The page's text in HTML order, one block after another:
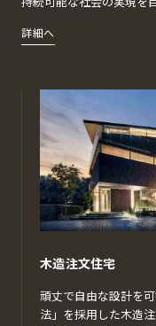
詳細へ
木造注文住宅
頑丈で自由な設計を
法」を採用した木造